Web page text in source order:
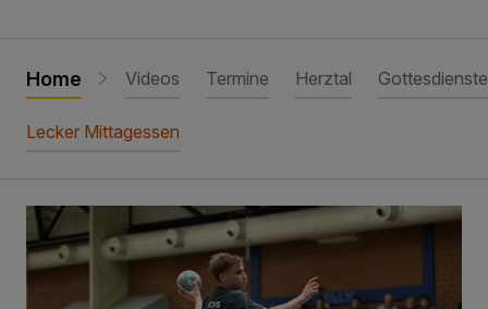
Home Videos Termine Herztal Gottesdienste
Lecker Mittagessen
BHC-Trainer Pütz nach Testspiel unzufrieden